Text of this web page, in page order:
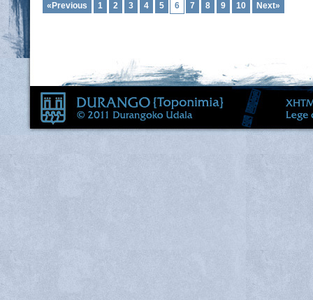
«Previous 1 2 3 4 5 6 7 8 9 10 Next»